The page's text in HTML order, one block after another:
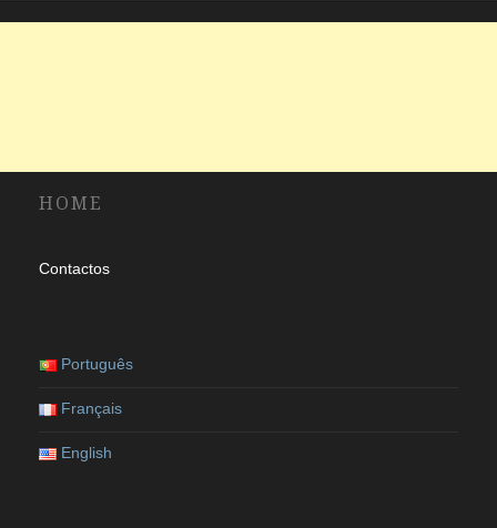
HOME
Contactos
Português
Français
English